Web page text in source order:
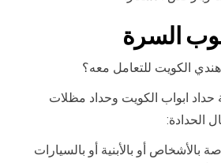
السرة
الكويت للتعامل معه؟
ابواب الكويت وحداد مظلات
الحدادة:
أو بالأبنية أو بالسيارات